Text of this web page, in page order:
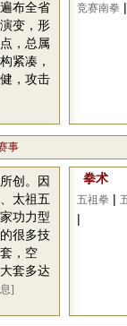
布全省
变，形
，总属
紧凑，
，攻击
竞赛南拳 |
事
创。因
太祖五
功力型
很多技
，空
套多达
]
拳术
五祖拳 |
|